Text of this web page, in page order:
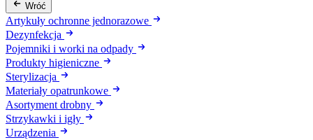
Wróć
Artykuły ochronne jednorazowe
Dezynfekcja
Pojemniki i worki na odpady
Produkty higieniczne
Sterylizacja
Materiały opatrunkowe
Asortyment drobny
Strzykawki i igły
Urządzenia